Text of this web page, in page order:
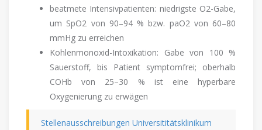
beatmete Intensivpatienten: niedrigste O2-Gabe,
um SpO2 von 90–94 % bzw. paO2 von 60–80
mmHg zu erreichen
Kohlenmonoxid-Intoxikation: Gabe von 100 %
Sauerstoff, bis Patient symptomfrei; oberhalb
COHb von 25–30 % ist eine hyperbare
Oxygenierung zu erwägen
Stellenausschreibungen Universititätsklinikum